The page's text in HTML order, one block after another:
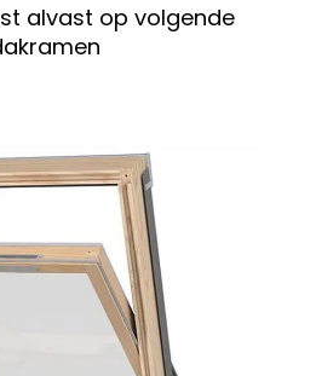
alvast op volgende